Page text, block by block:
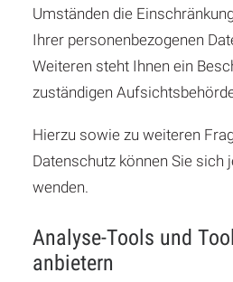
Umständen die
Ihrer personenbezogenen
Weiteren steht Ihnen ein
zuständigen
Hierzu sowie zu weiteren
Datenschutz können Sie sich
wenden.
Analyse-Tools und
anbietern